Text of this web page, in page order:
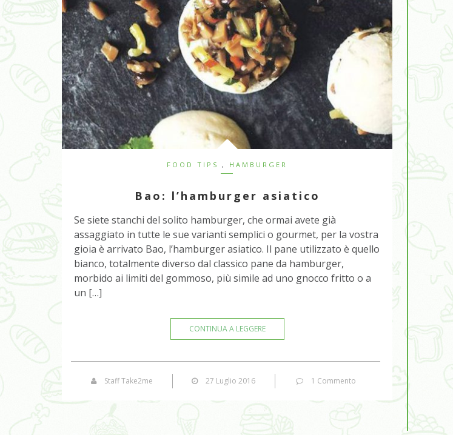
FOOD TIPS , HAMBURGER
Bao: l’hamburger asiatico
Se siete stanchi del solito hamburger, che ormai avete già
assaggiato in tutte le sue varianti semplici o gourmet, per la vostra
gioia è arrivato Bao, l’hamburger asiatico. Il pane utilizzato è quello
bianco, totalmente diverso dal classico pane da hamburger,
morbido ai limiti del gommoso, più simile ad uno gnocco fritto o a
un […]
CONTINUA A LEGGERE
Staff Take2me 27 Luglio 2016 1 Commento